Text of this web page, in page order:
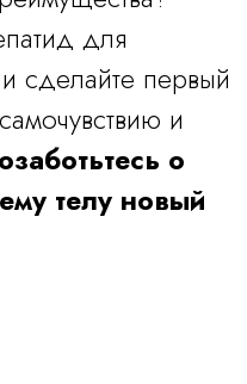
для
сделайте первый
и
о
телу новый